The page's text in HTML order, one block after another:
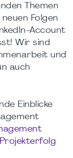
Themen
Folgen
Account
Wir sind
und
auch
Einblicke